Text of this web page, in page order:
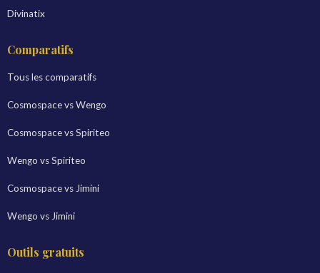
Divinatix
Comparatifs
Tous les comparatifs
Cosmospace vs Wengo
Cosmospace vs Spiriteo
Wengo vs Spiriteo
Cosmospace vs Jimini
Wengo vs Jimini
Outils gratuits